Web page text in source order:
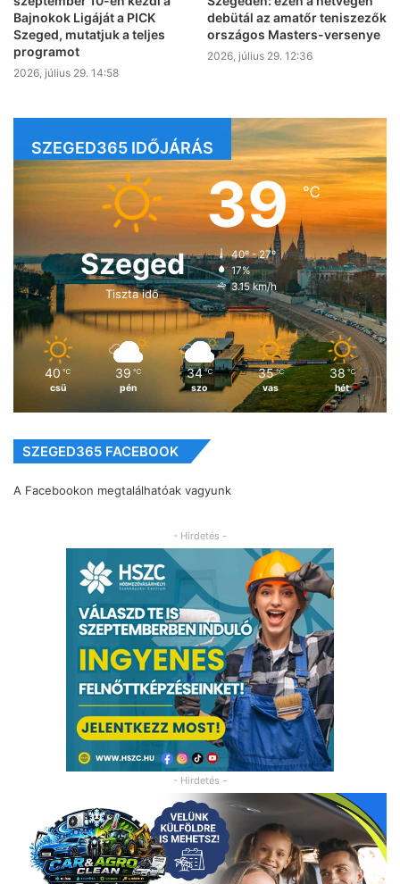
Bajnokok Ligáját a PICK
Szeged, mutatjuk a teljes
programot
2026, július 29. 14:58
debütál az amatőr teniszezők
országos Masters-versenye
2026, július 29. 12:36
SZEGED365 IDŐJÁRÁS
Szeged
Tiszta idő
39℃
40º - 27º
17%
3.15 km/h
40 ℃
csü
39 ℃
pén
34 ℃
szo
35 ℃
vas
38 ℃
hét
SZEGED365 FACEBOOK
A Facebookon megtalálhatóak vagyunk
- Hirdetés -
- Hirdetés -